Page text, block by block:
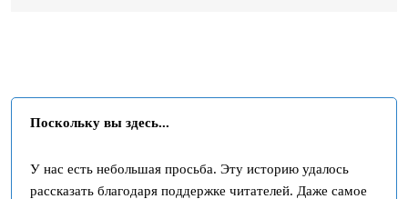
Поскольку вы здесь...
У нас есть небольшая просьба. Эту историю удалось
рассказать благодаря поддержке читателей. Даже самое